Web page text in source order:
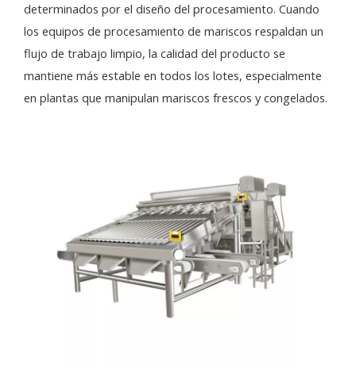
determinados por el diseño del procesamiento. Cuando
los equipos de procesamiento de mariscos respaldan un
flujo de trabajo limpio, la calidad del producto se
mantiene más estable en todos los lotes, especialmente
en plantas que manipulan mariscos frescos y congelados.